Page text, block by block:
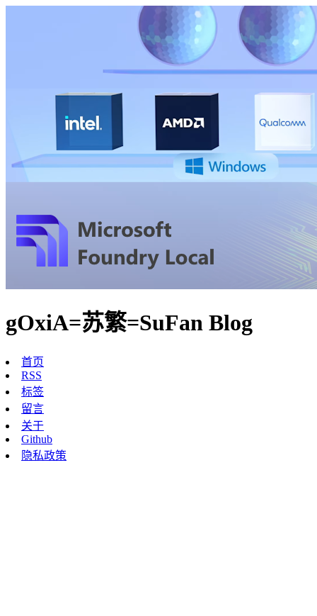
gOxiA=苏繁=SuFan Blog
首页
RSS
标签
留言
关于
Github
隐私政策